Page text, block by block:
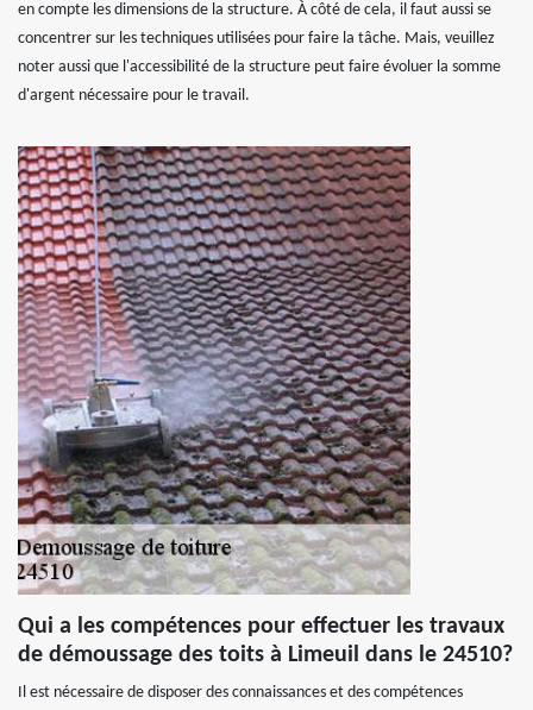
en compte les dimensions de la structure. À côté de cela, il faut aussi se
concentrer sur les techniques utilisées pour faire la tâche. Mais, veuillez
noter aussi que l'accessibilité de la structure peut faire évoluer la somme
d'argent nécessaire pour le travail.
Qui a les compétences pour effectuer les travaux
de démoussage des toits à Limeuil dans le 24510?
Il est nécessaire de disposer des connaissances et des compétences